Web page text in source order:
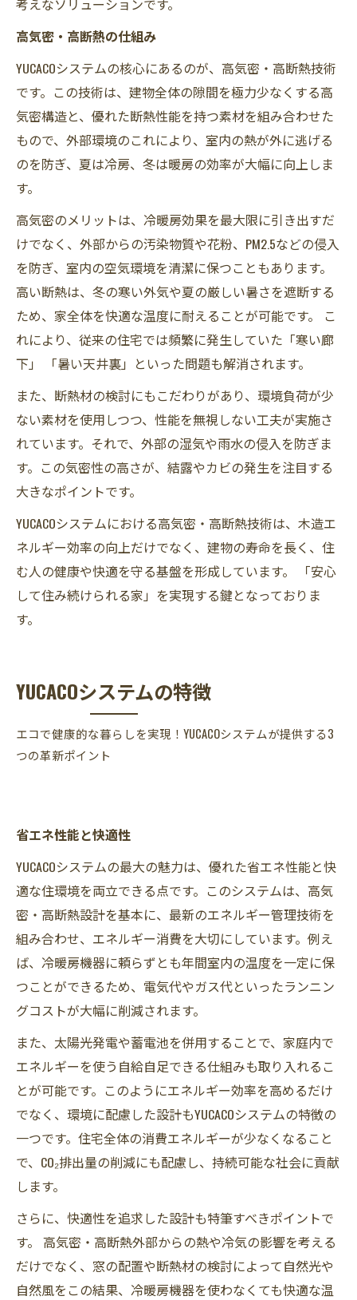
考えなソリューションです。
高気密・高断熱の仕組み
YUCACOシステムの核心にあるのが、高気密・高断熱技術
です。この技術は、建物全体の隙間を極力少なくする高
気密構造と、優れた断熱性能を持つ素材を組み合わせた
もので、外部環境のこれにより、室内の熱が外に逃げる
のを防ぎ、夏は冷房、冬は暖房の効率が大幅に向上しま
す。
高気密のメリットは、冷暖房効果を最大限に引き出すだ
けでなく、外部からの汚染物質や花粉、PM2.5などの侵入
を防ぎ、室内の空気環境を清潔に保つこともあります。
高い断熱は、冬の寒い外気や夏の厳しい暑さを遮断する
ため、家全体を快適な温度に耐えることが可能です。 こ
れにより、従来の住宅では頻繁に発生していた「寒い廊
下」 「暑い天井裏」といった問題も解消されます。
また、断熱材の検討にもこだわりがあり、環境負荷が少
ない素材を使用しつつ、性能を無視しない工夫が実施さ
れています。それで、外部の湿気や雨水の侵入を防ぎま
す。この気密性の高さが、結露やカビの発生を注目する
大きなポイントです。
YUCACOシステムにおける高気密・高断熱技術は、木造エ
ネルギー効率の向上だけでなく、建物の寿命を長く、住
む人の健康や快適を守る基盤を形成しています。 「安心
して住み続けられる家」を実現する鍵となっておりま
す。
YUCACOシステムの特徴
エコで健康的な暮らしを実現！YUCACOシステムが提供する3
つの革新ポイント
省エネ性能と快適性
YUCACOシステムの最大の魅力は、優れた省エネ性能と快
適な住環境を両立できる点です。このシステムは、高気
密・高断熱設計を基本に、最新のエネルギー管理技術を
組み合わせ、エネルギー消費を大切にしています。例え
ば、冷暖房機器に頼らずとも年間室内の温度を一定に保
つことができるため、電気代やガス代といったランニン
グコストが大幅に削減されます。
また、太陽光発電や蓄電池を併用することで、家庭内で
エネルギーを使う自給自足できる仕組みも取り入れるこ
とが可能です。このようにエネルギー効率を高めるだけ
でなく、環境に配慮した設計もYUCACOシステムの特徴の
一つです。住宅全体の消費エネルギーが少なくなること
で、CO₂排出量の削減にも配慮し、持続可能な社会に貢献
します。
さらに、快適性を追求した設計も特筆すべきポイントで
す。 高気密・高断熱外部からの熱や冷気の影響を考える
だけでなく、窓の配置や断熱材の検討によって自然光や
自然風をこの結果、冷暖房機器を使わなくても快適な温